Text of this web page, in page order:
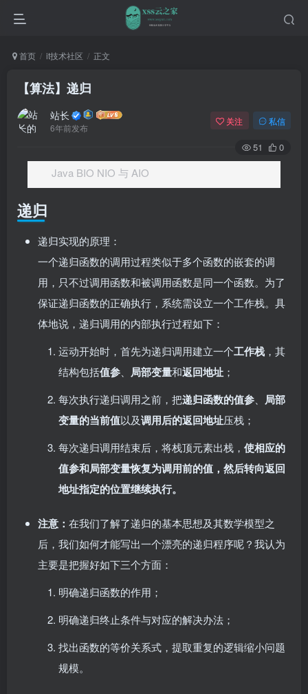
首页 it技术社区 正文
【算法】递归
站长
6年前发布
关注 私信
51 0
Java BIO NIO 与 AIO
递归
递归实现的原理：
一个递归函数的调用过程类似于多个函数的嵌套的调
用，只不过调用函数和被调用函数是同一个函数。为了
保证递归函数的正确执行，系统需设立一个工作栈。具
体地说，递归调用的内部执行过程如下：
运动开始时，首先为递归调用建立一个工作栈 ，其
结构包括值参 局部变量和返回地址 ；
每次执行递归调用之前，把递归函数的值参
局部
变量的当前值以及调用后的返回地址压栈；
每次递归调用结束后，将栈顶元素出栈， 使相应的
值参和局部变量恢复为调用前的值，然后转向返回
地址指定的位置继续执行。
注意： 在我们了解了递归的基本思想及其数学模型之
后，我们如何才能写出一个漂亮的递归程序呢？我认为
主要是把握好如下三个方面：
明确递归函数的作用；
明确递归终止条件与对应的解决办法；
找出函数的等价关系式，提取重复的逻辑缩小问题
规模。